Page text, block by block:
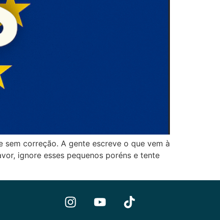
sem correção. A gente escreve o que vem à
ignore esses pequenos poréns e tente